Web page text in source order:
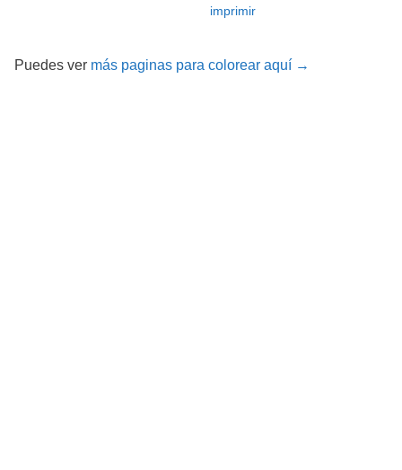
imprimir
Puedes ver más paginas para colorear aquí →